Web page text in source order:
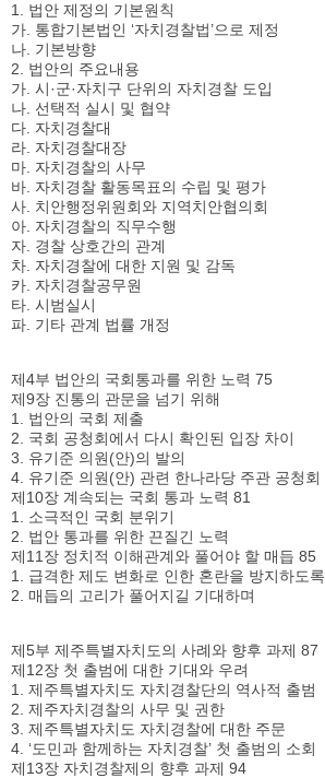
1. 법안 제정의 기본원칙
가. 통합기본법인 ‘자치경찰법’으로 제정
나. 기본방향
2. 법안의 주요내용
가. 시·군·자치구 단위의 자치경찰 도입
나. 선택적 실시 및 협약
다. 자치경찰대
라. 자치경찰대장
마. 자치경찰의 사무
바. 자치경찰 활동목표의 수립 및 평가
사. 치안행정위원회와 지역치안협의회
아. 자치경찰의 직무수행
자. 경찰 상호간의 관계
차. 자치경찰에 대한 지원 및 감독
카. 자치경찰공무원
타. 시범실시
파. 기타 관계 법률 개정
제4부 법안의 국회통과를 위한 노력 75
제9장 진통의 관문을 넘기 위해
1. 법안의 국회 제출
2. 국회 공청회에서 다시 확인된 입장 차이
3. 유기준 의원(안)의 발의
4. 유기준 의원(안) 관련 한나라당 주관 공청회
제10장 계속되는 국회 통과 노력 81
1. 소극적인 국회 분위기
2. 법안 통과를 위한 끈질긴 노력
제11장 정치적 이해관계와 풀어야 할 매듭 85
1. 급격한 제도 변화로 인한 혼란을 방지하도록
2. 매듭의 고리가 풀어지길 기대하며
제5부 제주특별자치도의 사례와 향후 과제 87
제12장 첫 출범에 대한 기대와 우려
1. 제주특별자치도 자치경찰단의 역사적 출범
2. 제주자치경찰의 사무 및 권한
3. 제주특별자치도 자치경찰에 대한 주문
4. ‘도민과 함께하는 자치경찰’ 첫 출범의 소회
제13장 자치경찰제의 향후 과제 94